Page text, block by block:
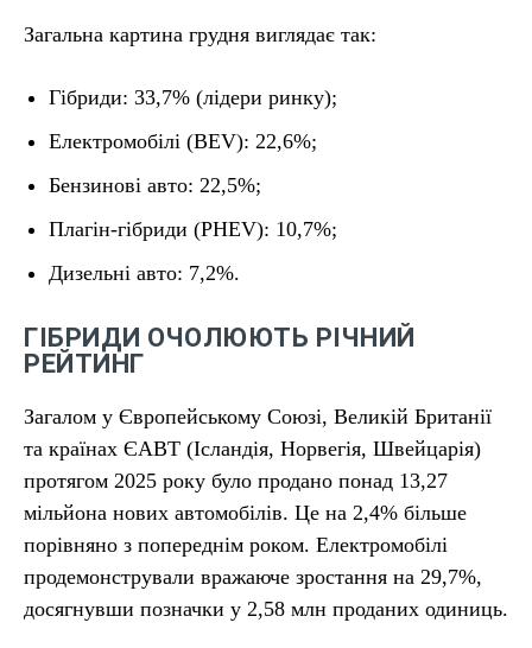
Загальна картина грудня виглядає так:
Гібриди: 33,7% (лідери ринку);
Електромобілі (BEV): 22,6%;
Бензинові авто: 22,5%;
Плагін-гібриди (PHEV): 10,7%;
Дизельні авто: 7,2%.
ГІБРИДИ ОЧОЛЮЮТЬ РІЧНИЙ
РЕЙТИНГ
Загалом у Європейському Союзі, Великій Британії
та країнах ЄАВТ (Ісландія, Норвегія, Швейцарія)
протягом 2025 року було продано понад 13,27
мільйона нових автомобілів. Це на 2,4% більше
порівняно з попереднім роком. Електромобілі
продемонстрували вражаюче зростання на 29,7%,
досягнувши позначки у 2,58 млн проданих одиниць.